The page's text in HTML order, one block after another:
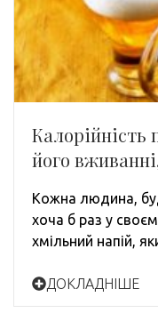
Калорійність
його
Кожна людина,
хоча б раз у
хмільний напій,
ДОКЛАДНІШЕ